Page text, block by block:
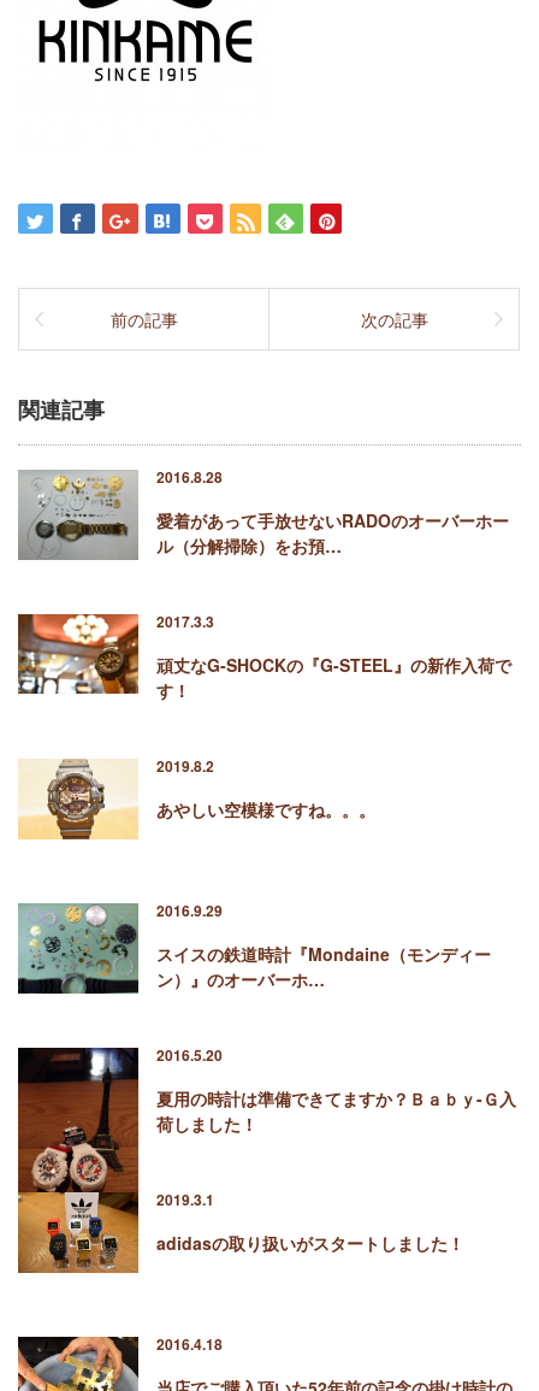
前の記事 次の記事
関連記事
2016.8.28
愛着があって手放せないRADOのオーバーホー
ル（分解掃除）をお預…
2017.3.3
頑丈なG-SHOCKの『G-STEEL』の新作入荷で
す！
2019.8.2
あやしい空模様ですね。。。
2016.9.29
スイスの鉄道時計『Mondaine（モンディー
ン）』のオーバーホ…
2016.5.20
夏用の時計は準備できてますか？Ｂａｂｙ-Ｇ入
荷しました！
2019.3.1
adidasの取り扱いがスタートしました！
2016.4.18